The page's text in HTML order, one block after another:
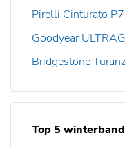
Pirelli Cinturato P7
Goodyear
Bridgestone
Top 5